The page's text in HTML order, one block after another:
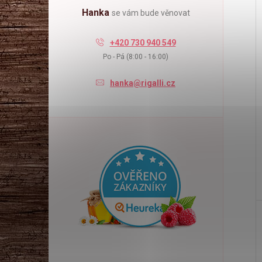
Hanka se vám bude věnovat
+420 730 940 549
Po - Pá (8:00 - 16:00)
hanka@rigalli.cz